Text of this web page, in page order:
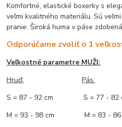
Komfortné, elastické boxerky s
veľmi kvalitného materiálu. Sú
pranie. Široká huma v páse
Odporúčame zvoliť o 1
Veľkostné parametre MUŽI:
Hruď:
Pás:
S = 87 - 92 cm S = 77 - 82
M = 93 - 98 cm M = 83 - 86